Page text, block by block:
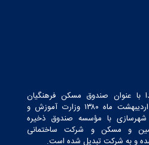
با عنوان صندوق مسکن فرهنگیان
براساس توافقنامه مورخ ١٥ اردیبهشت ماه ١٣٨٠ وزارت آموزش و
با مؤسسه صندوق ذخیره
و مسکن و شرکت ساختمانی
و به شرکت تبدیل شده است.